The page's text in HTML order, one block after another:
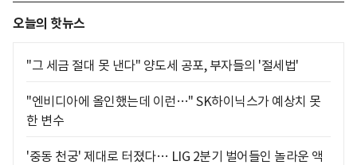
오늘의 핫뉴스
"그 세금 절대 못 낸다" 양도세 공포, 부자들의 '절세법'
"엔비디아에 올인했는데 이런…" SK하이닉스가 예상치 못
한 변수
'중동 천궁' 제대로 터졌다… LIG 2분기 벌어들인 놀라운 액